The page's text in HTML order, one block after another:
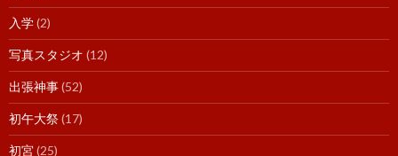
入学(2)
写真スタジオ (12)
出張神事(52)
初午大祭(17)
初宮(25)